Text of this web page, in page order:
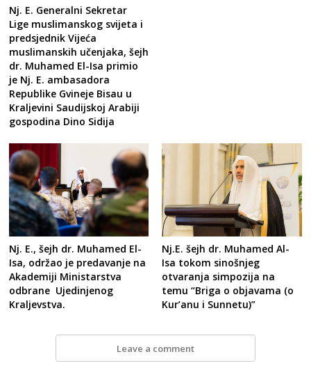
Nj. E. Generalni Sekretar
Lige muslimanskog svijeta i
predsjednik Vijeća
muslimanskih učenjaka, šejh
dr. Muhamed El-Isa primio
je Nj. E. ambasadora
Republike Gvineje Bisau u
Kraljevini Saudijskoj Arabiji
gospodina Dino Sidija
Nj. E., šejh dr. Muhamed El-
Isa, održao je predavanje na
Akademiji Ministarstva
odbrane Ujedinjenog
Kraljevstva.
Nj.E. šejh dr. Muhamed Al-
Isa tokom sinošnjeg
otvaranja simpozija na
temu “Briga o objavama (o
Kur’anu i Sunnetu)”
Leave a comment